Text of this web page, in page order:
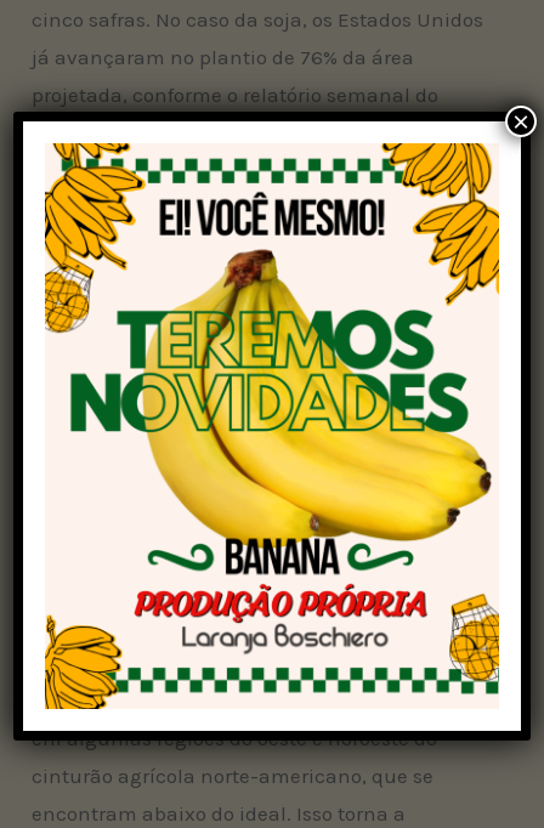
cinco safras. No caso da soja, os Estados Unidos
já avançaram no plantio de 76% da área
projetada, conforme o relatório semanal do
com dados até 25 de maio. Esse ritmo supera
tanto o registrado no mesmo período do ano
passado (66%) quanto a média dos últimos anos
(68%).
Plantio de milho
O milho também apresenta bom desempenho,
com 78% da área total plantada até a mesma
data, contra 67% no mesmo período do ano
anterior e uma média quinquenal de 73%. O
cenário atual reforça o potencial produtivo da
safra, com expectativas iniciais otimistas por
parte do mercado.
Apesar do avanço consistente, a análise aponta
que há atenção voltada para a umidade do solo
em algumas regiões do oeste e noroeste do
cinturão agrícola norte-americano, que se
encontram abaixo do ideal. Isso torna a
×